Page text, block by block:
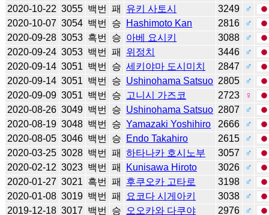
2020-10-22 3055 백번 패 유키 사토시 3249
♂
2020-10-07 3054 백번 승 Hashimoto Kan 2816
♂
2020-09-28 3053 흑번 승 아베 요시키 3088
♂
2020-09-24 3053 백번 패 위정치 3446
♂
2020-09-14 3051 백번 승 세키야마 도시미치 2847
♂
2020-09-14 3051 백번 승 Ushinohama Satsuo 2805
♂
2020-09-09 3051 백번 승 고니시 가즈코 2723
♀
2020-08-26 3049 백번 승 Ushinohama Satsuo 2807
♂
2020-08-19 3048 백번 승 Yamazaki Yoshihiro 2666
♂
2020-08-05 3046 백번 승 Endo Takahiro 2615
♂
2020-03-25 3028 백번 패 하타나카 호시노부 3057
♂
2020-02-12 3023 백번 패 Kunisawa Hiroto 3026
♂
2020-01-27 3021 흑번 패 후쿠오카 고타로 3198
♂
2020-01-08 3019 백번 패 요코다 시게아키 3038
♂
2019-12-18 3017 백번 승 오오카와 다쿠야 2976 ♂